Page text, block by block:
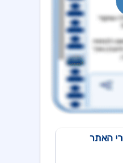
12:43 05/08/26
בת בהסכם למכירת חשמל באסדרת מודל השוק בק"ע מתקני אגירה עצמאיים, כפוף